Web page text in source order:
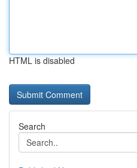
HTML is disabled
Search